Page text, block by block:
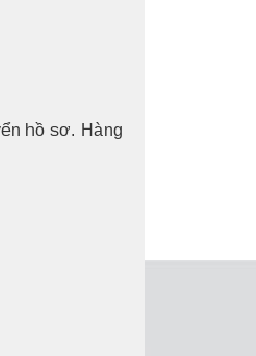
hồ sơ. Hàng